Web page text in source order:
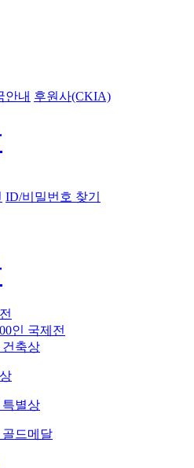
안내 후원사(CKIA)
ID/비밀번호 찾기
인 국제전
축상
별상
드메달